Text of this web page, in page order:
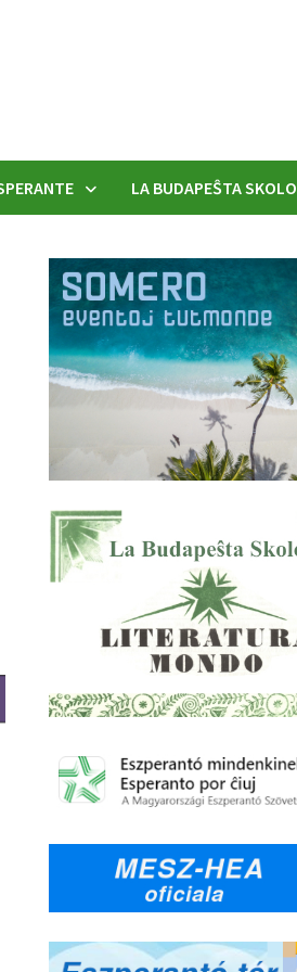
LA BUDAPEŜTA SKOLO